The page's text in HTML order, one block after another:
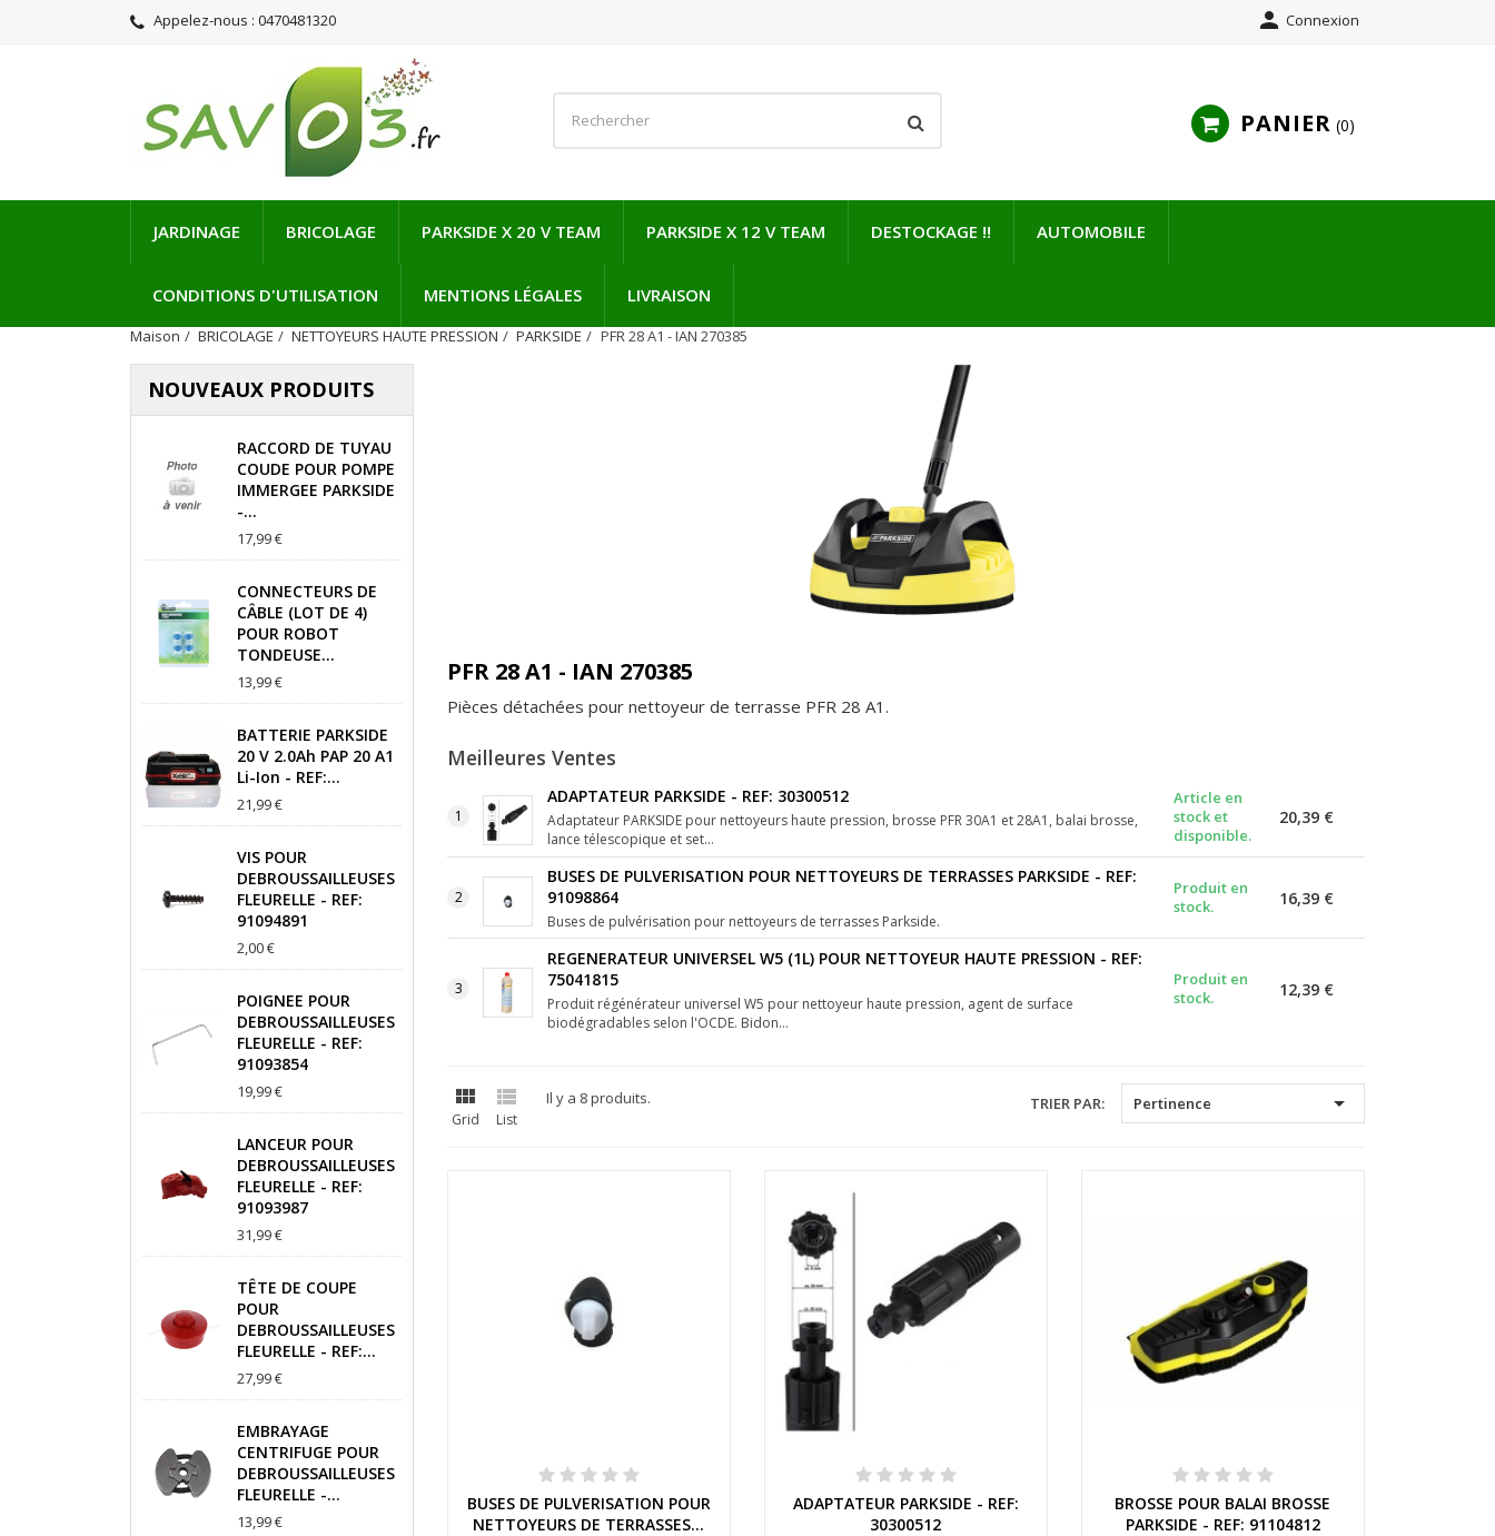
Appelez-nous : 0470481320  Connexion
PANIER 0
JARDINAGE BRICOLAGE PARKSIDE X 20 V TEAM PARKSIDE X 12 V TEAM DESTOCKAGE !! AUTOMOBILE
CONDITIONS D'UTILISATION MENTIONS LÉGALES LIVRAISON
Maison BRICOLAGE NETTOYEURS HAUTE PRESSION PARKSIDE PFR 28 A1 - IAN 270385
NOUVEAUX PRODUITS
RACCORD DE TUYAU
COUDE POUR POMPE
IMMERGEE PARKSIDE
-...
17,99 €
CONNECTEURS DE
CÂBLE (LOT DE 4)
POUR ROBOT
TONDEUSE...
13,99 €
BATTERIE PARKSIDE
20 V 2.0Ah PAP 20 A1
Li-Ion - REF:...
21,99 €
VIS POUR
DEBROUSSAILLEUSES
FLEURELLE - REF:
91094891
2,00 €
POIGNEE POUR
DEBROUSSAILLEUSES
FLEURELLE - REF:
91093854
19,99 €
LANCEUR POUR
DEBROUSSAILLEUSES
FLEURELLE - REF:
91093987
31,99 €
TÊTE DE COUPE
POUR
DEBROUSSAILLEUSES
FLEURELLE - REF:...
27,99 €
EMBRAYAGE
CENTRIFUGE POUR
DEBROUSSAILLEUSES
FLEURELLE -...
13,99 €
PFR 28 A1 - IAN 270385
Pièces détachées pour nettoyeur de terrasse PFR 28 A1.
Meilleures Ventes
ADAPTATEUR PARKSIDE - REF: 30300512
Adaptateur PARKSIDE pour nettoyeurs haute pression, brosse PFR 30A1 et 28A1, balai brosse,
lance télescopique et set...
Article en
stock et
disponible.
20,39 €
BUSES DE PULVERISATION POUR NETTOYEURS DE TERRASSES PARKSIDE - REF:
91098864
Buses de pulvérisation pour nettoyeurs de terrasses Parkside.
Produit en
stock.
16,39 €
REGENERATEUR UNIVERSEL W5 (1L) POUR NETTOYEUR HAUTE PRESSION - REF:
75041815
Produit régénérateur universel W5 pour nettoyeur haute pression, agent de surface
biodégradables selon l'OCDE. Bidon...
Produit en
stock.
12,39 €

Grid

List
Il y a 8 produits. TRIER PAR: Pertinence 
Aperçu rapide
BUSES DE PULVERISATION POUR
NETTOYEURS DE TERRASSES...
Aperçu rapide
ADAPTATEUR PARKSIDE - REF:
30300512
Aperçu rapide
BROSSE POUR BALAI BROSSE
PARKSIDE - REF: 91104812